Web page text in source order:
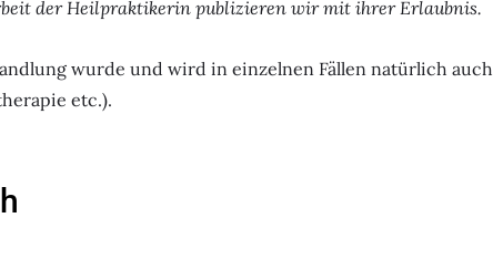
der Heilpraktikerin publizieren wir mit ihrer Erlaubnis.
wurde und wird in einzelnen Fällen natürlich auch
etc.).